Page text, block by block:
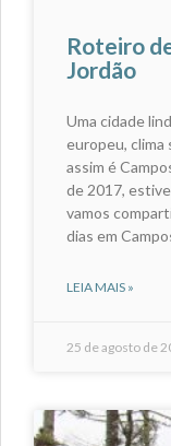
Roteiro
Jordão
Uma cidade
europeu, clima
assim é
de 2017,
vamos
dias em
LEIA MAIS »
25 de agosto de